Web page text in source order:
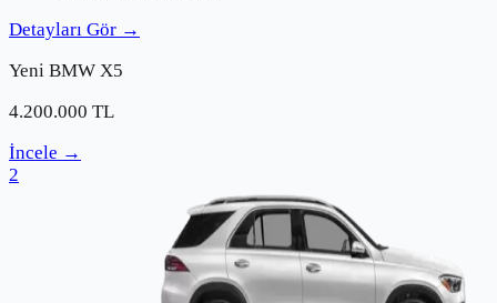
Detayları Gör →
Yeni BMW X5
4.200.000 TL
İncele →
2